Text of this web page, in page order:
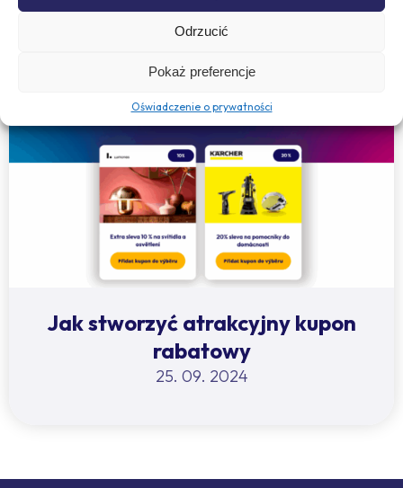
Odrzucić
Pokaż preferencje
Oświadczenie o prywatności
Jak stworzyć atrakcyjny kupon
rabatowy
25. 09. 2024